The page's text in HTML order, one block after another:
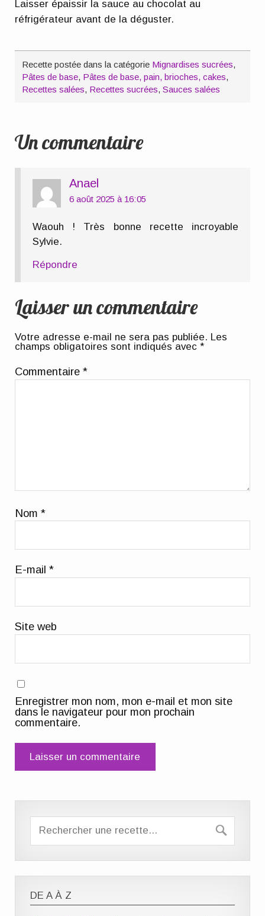
Laisser épaissir la sauce au chocolat au
réfrigérateur avant de la déguster.
Recette postée dans la catégorie Mignardises sucrées,
Pâtes de base, Pâtes de base, pain, brioches, cakes,
Recettes salées, Recettes sucrées,Sauces salées
Un commentaire
Anael
6 août 2025 à 16:05
Waouh ! Très bonne recette incroyable
Sylvie.
Répondre
Laisser un commentaire
Votre adresse e-mail ne sera pas publiée. Les
champs obligatoires sont indiqués avec*
Commentaire*
Nom*
E-mail*
Site web
Enregistrer mon nom, mon e-mail et mon site
dans le navigateur pour mon prochain
commentaire.
DE A À Z